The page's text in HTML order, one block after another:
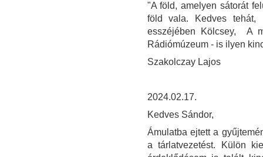
"A föld, amelyen sátorát
föld vala. Kedves tehát,
esszéjében Kölcsey, A
Rádiómúzeum - is ilyen
Szakolczay Lajos
2024.02.17.
Kedves Sándor,
Ámulatba ejtett a
a tárlatvezetést. Külön